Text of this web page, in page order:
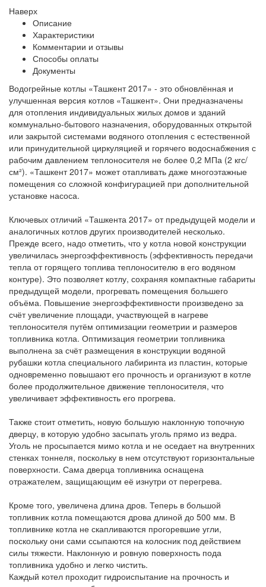
Наверх
Описание
Характеристики
Комментарии и отзывы
Способы оплаты
Документы
Водогрейные котлы «Ташкент 2017» - это обновлённая и
улучшенная версия котлов «Ташкент». Они предназначены
для отопления индивидуальных жилых домов и зданий
коммунально-бытового назначения, оборудованных открытой
или закрытой системами водяного отопления с естественной
или принудительной циркуляцией и горячего водоснабжения с
рабочим давлением теплоносителя не более 0,2 МПа (2 кгс/
см²). «Ташкент 2017» может отапливать даже многоэтажные
помещения со сложной конфигурацией при дополнительной
установке насоса.
Ключевых отличий «Ташкента 2017» от предыдущей модели и
аналогичных котлов других производителей несколько.
Прежде всего, надо отметить, что у котла новой конструкции
увеличилась энергоэффективность (эффективность передачи
тепла от горящего топлива теплоносителю в его водяном
контуре). Это позволяет котлу, сохраняя компактные габариты
предыдущей модели, прогревать помещения большего
объёма. Повышение энергоэффективности произведено за
счёт увеличение площади, участвующей в нагреве
теплоносителя путём оптимизации геометрии и размеров
топливника котла. Оптимизация геометрии топливника
выполнена за счёт размещения в конструкции водяной
рубашки котла специального лабиринта из пластин, которые
одновременно повышают его прочность и организуют в котле
более продолжительное движение теплоносителя, что
увеличивает эффективность его прогрева.
Также стоит отметить, новую большую наклонную топочную
дверцу, в которую удобно засыпать уголь прямо из ведра.
Уголь не просыпается мимо котла и не оседает на внутренних
стенках тоннеля, поскольку в нем отсутствуют горизонтальные
поверхности. Сама дверца топливника оснащена
отражателем, защищающим её изнутри от перегрева.
Кроме того, увеличена длина дров. Теперь в большой
топливник котла помещаются дрова длиной до 500 мм. В
топливнике котла не скапливаются прогоревшие угли,
поскольку они сами ссыпаются на колосник под действием
силы тяжести. Наклонную и ровную поверхность пода
топливника удобно и легко чистить.
Каждый котел проходит гидроиспытание на прочность и